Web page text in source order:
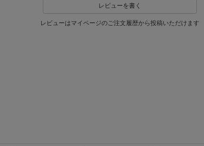
レビューを書く
レビューはマイページのご注文履歴から投稿いただけます